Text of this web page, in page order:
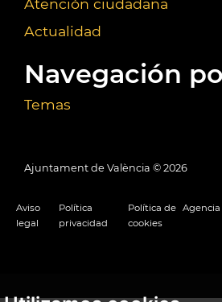
Atención ciudadana
Actualidad
Navegación
Temas
Ajuntament de València © 2026
Aviso
legal
Política
privacidad
Política de
cookies